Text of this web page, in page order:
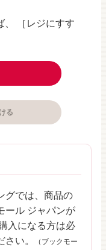
、 ［レジにすす
る
グでは、商品の
ール ジャパンが
入になる方は必
さい。
（ブックモー